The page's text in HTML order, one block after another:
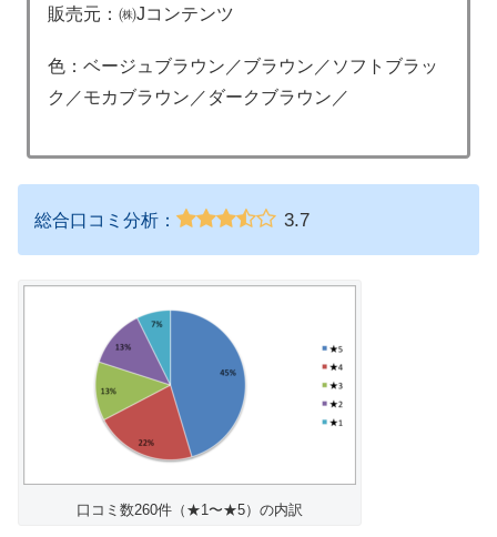
販売元：㈱Jコンテンツ
色：ベージュブラウン／ブラウン／ソフトブラッ
ク／モカブラウン／ダークブラウン／
総合口コミ分析： 3.7
口コミ数260件（★1〜★5）の内訳